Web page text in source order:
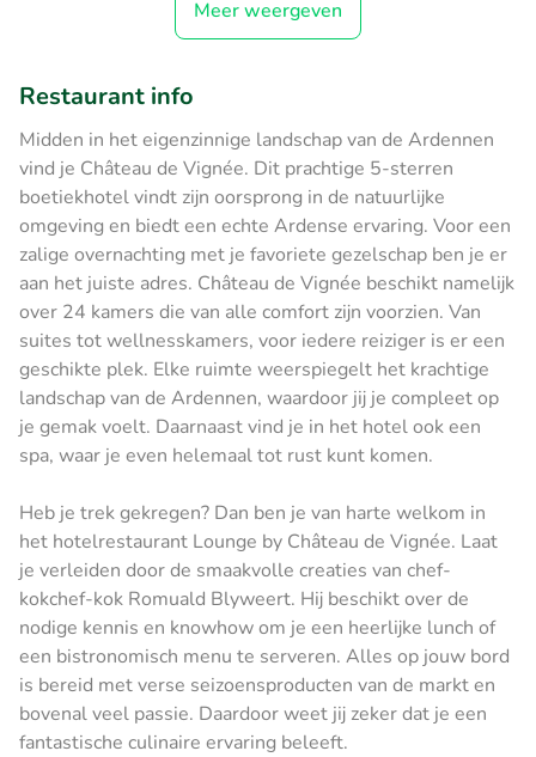
Meer weergeven
Restaurant info
Midden in het eigenzinnige landschap van de Ardennen
vind je Château de Vignée. Dit prachtige 5-sterren
boetiekhotel vindt zijn oorsprong in de natuurlijke
omgeving en biedt een echte Ardense ervaring. Voor een
zalige overnachting met je favoriete gezelschap ben je er
aan het juiste adres. Château de Vignée beschikt namelijk
over 24 kamers die van alle comfort zijn voorzien. Van
suites tot wellnesskamers, voor iedere reiziger is er een
geschikte plek. Elke ruimte weerspiegelt het krachtige
landschap van de Ardennen, waardoor jij je compleet op
je gemak voelt. Daarnaast vind je in het hotel ook een
spa, waar je even helemaal tot rust kunt komen.
Heb je trek gekregen? Dan ben je van harte welkom in
het hotelrestaurant Lounge by Château de Vignée. Laat
je verleiden door de smaakvolle creaties van chef-
kokchef-kok Romuald Blyweert. Hij beschikt over de
nodige kennis en knowhow om je een heerlijke lunch of
een bistronomisch menu te serveren. Alles op jouw bord
is bereid met verse seizoensproducten van de markt en
bovenal veel passie. Daardoor weet jij zeker dat je een
fantastische culinaire ervaring beleeft.